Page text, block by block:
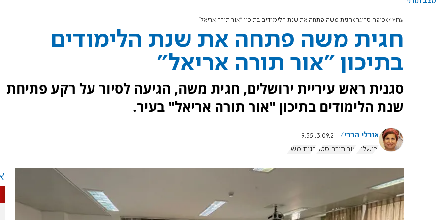
ערוץ 7 כיפה סרוגה חגית משה פתחה את שנת הלימודים בתיכון "אור תורה אריאל"
חגית משה פתחה את שנת הלימודים
בתיכון "אור תורה אריאל"
סגנית ראש עיריית ירושלים, חגית משה, הגיעה לסיור על רקע פתיחת
שנת הלימודים בתיכון "אור תורה אריאל" בעיר.
אורלי הררי
3.09.21, 9:35
ירושלים אור תורה סטון חגית משה